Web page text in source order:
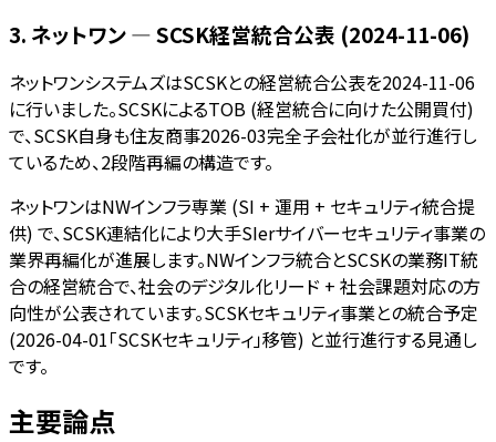
3. ネットワン — SCSK経営統合公表 (2024-11-06)
ネットワンシステムズはSCSKとの経営統合公表を2024-11-06
に行いました。SCSKによるTOB (経営統合に向けた公開買付)
で、SCSK自身も住友商事2026-03完全子会社化が並行進行し
ているため、2段階再編の構造です。
ネットワンはNWインフラ専業 (SI + 運用 + セキュリティ統合提
供) で、SCSK連結化により大手SIerサイバーセキュリティ事業の
業界再編化が進展します。NWインフラ統合とSCSKの業務IT統
合の経営統合で、社会のデジタル化リード + 社会課題対応の方
向性が公表されています。SCSKセキュリティ事業との統合予定
(2026-04-01「SCSKセキュリティ」移管) と並行進行する見通し
です。
主要論点